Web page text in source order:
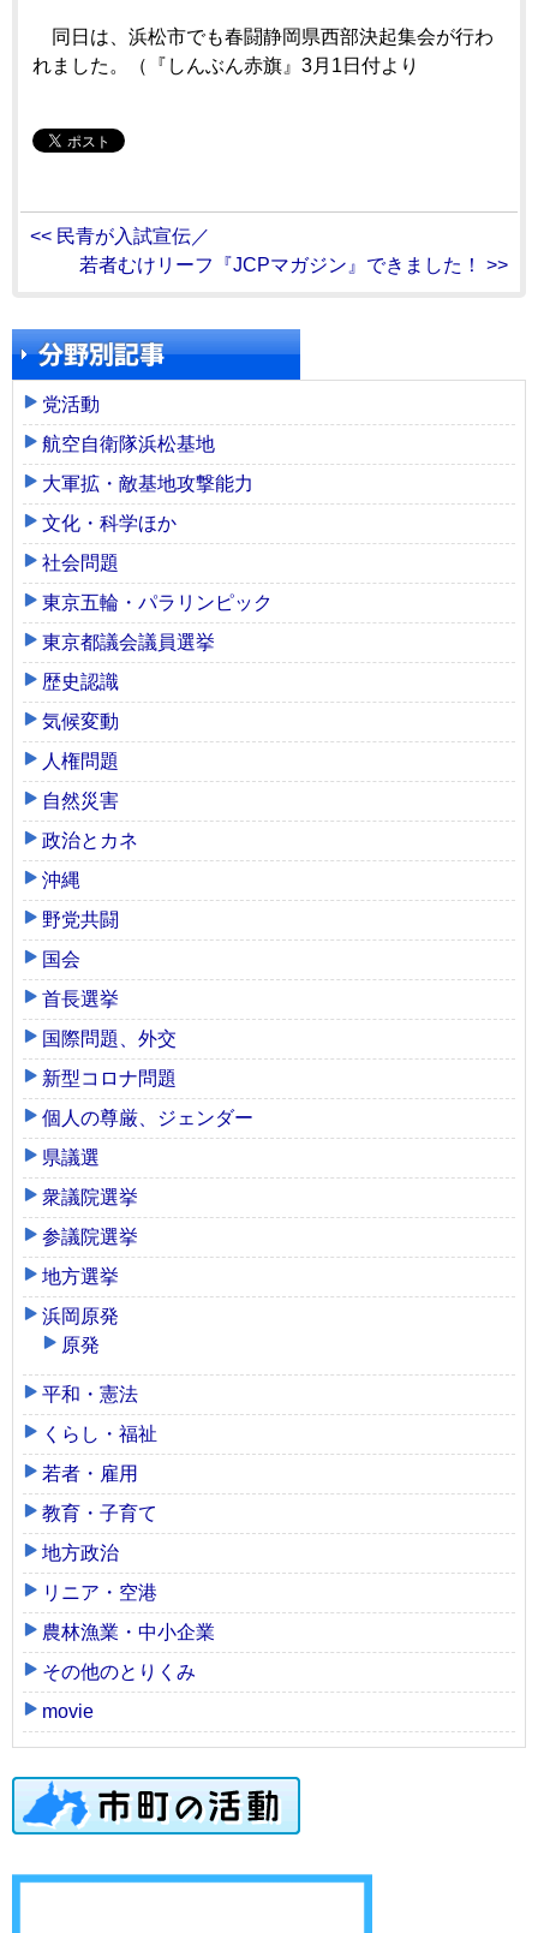
同日は、浜松市でも春闘静岡県西部決起集会が行わ
れました。（『しんぶん赤旗』3月1日付より
<< 民青が入試宣伝／
若者むけリーフ『JCPマガジン』できました！ >>
党活動
航空自衛隊浜松基地
大軍拡・敵基地攻撃能力
文化・科学ほか
社会問題
東京五輪・パラリンピック
東京都議会議員選挙
歴史認識
気候変動
人権問題
自然災害
政治とカネ
沖縄
野党共闘
国会
首長選挙
国際問題、外交
新型コロナ問題
個人の尊厳、ジェンダー
県議選
衆議院選挙
参議院選挙
地方選挙
浜岡原発
原発
平和・憲法
くらし・福祉
若者・雇用
教育・子育て
地方政治
リニア・空港
農林漁業・中小企業
その他のとりくみ
movie